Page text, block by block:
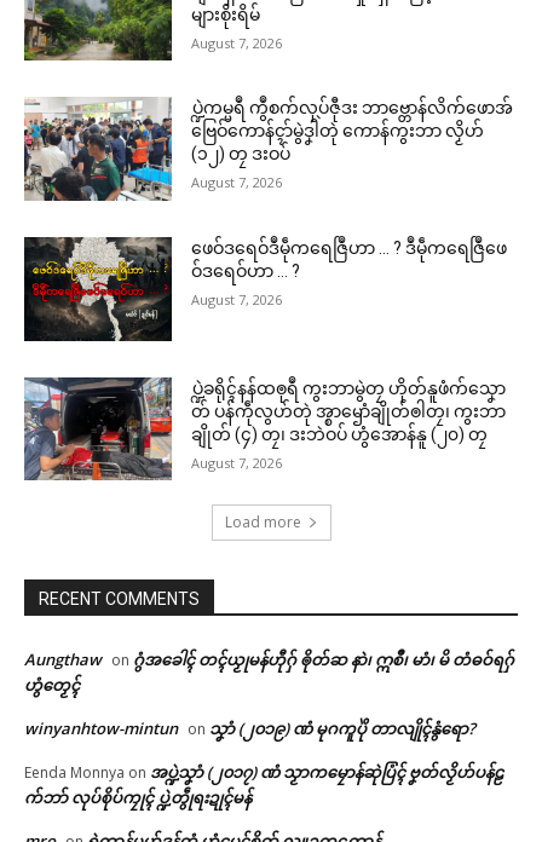
များစိုးရိမ်
August 7, 2026
ပ္ဍဲကမ္မရဳ ကွဳစက်လုပ်ဇီုဒး ဘာဗ္တောန်လိက်ဖောအ်
ဗြေဝ်ကောန်ၚာ်မွဲဒၞါဲတုဲ ကောန်ကွးဘာ လၟိဟ်
(၁၂) တၠ ဒးဝပ်
August 7, 2026
ဖေဝ်ဒရေဝ်ဒဳမဵုကရေဇြဳဟာ … ? ဒဳမဵုကရေဇြဳဖေ
ဝ်ဒရေဝ်ဟာ … ?
August 7, 2026
ပ္ဍဲခရိုၚ်နန်ထၜုရဳ ကွးဘာမွဲတၠ ဟိုတ်နူဖံက်သၞော
တ် ပန်ကဵုလွဟ်တုဲ အ္စာၝောံချိုတ်ၜါတၠ၊ ကွးဘာ
ချိုတ် (၄) တၠ၊ ဒးဘဲဝပ် ဟွံအောန်နူ (၂၀) တၠ
August 7, 2026
Load more
RECENT COMMENTS
Aungthaw on ဂွံအခေါၚ် တၚ်ယၟုမန်ဟီုဂှ် ၜိုတ်ဆ နာဲ၊ ဣစဳ၊ မာံ၊ မိ တံဓဝ်ရဂှ်
ဟွံတၟေၚ်
winyanhtow-mintun on သၞာံ (၂၀၁၉) ဏံ မုဂကူပိုဲ တာလျိုၚ်နွံရော?
Eenda Monnya on အပ္ဍဲသၞာံ (၂၀၁၇) ဏံ သၟာကမၠောန်ဆုဲပြံၚ် ဗၞတ်လၟိဟ်ပန်ဠ
က်ဘာ် လုပ်စိုပ်ကၠုၚ် ပ္ဍဲတွဵုရးဍုၚ်မန်